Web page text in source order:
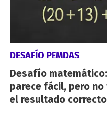
DESAFÍO PEMDAS
Desafío
parece fácil, pero
el resultado correcto